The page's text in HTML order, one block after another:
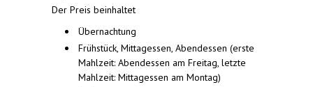
Der Preis beinhaltet
Übernachtung
Frühstück, Mittagessen, Abendessen (erste
Mahlzeit: Abendessen am Freitag, letzte
Mahlzeit: Mittagessen am Montag)